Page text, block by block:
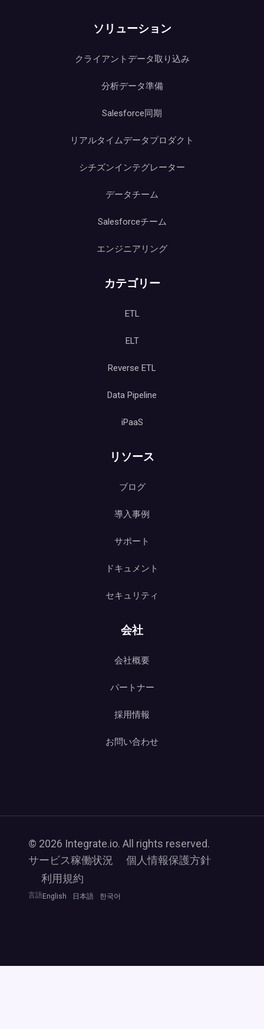
ソリューション
クライアントデータ取り込み
分析データ準備
Salesforce同期
リアルタイムデータプロダクト
シチズンインテグレーター
データチーム
Salesforceチーム
エンジニアリング
カテゴリー
ETL
ELT
Reverse ETL
Data Pipeline
iPaaS
リソース
ブログ
導入事例
サポート
ドキュメント
セキュリティ
会社
会社概要
パートナー
採用情報
お問い合わせ
© 2026 Integrate.io. All rights reserved.
サービス稼働状況
個人情報保護方針
利用規約
言語 English 日本語 한국어